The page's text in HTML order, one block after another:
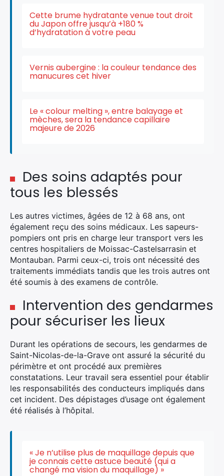
Cette brume hydratante venue tout droit
du Japon offre jusqu’à +180 %
d’hydratation à votre peau
Vernis aubergine : la couleur tendance des
manucures cet hiver
Le « colour melting », entre balayage et
mèches, sera la tendance capillaire
majeure de 2026
Des soins adaptés pour
tous les blessés
Les autres victimes, âgées de 12 à 68 ans, ont
également reçu des soins médicaux. Les sapeurs-
pompiers ont pris en charge leur transport vers les
centres hospitaliers de Moissac-Castelsarrasin et
Montauban. Parmi ceux-ci, trois ont nécessité des
traitements immédiats tandis que les trois autres ont
été soumis à des examens de contrôle.
Intervention des gendarmes
pour sécuriser les lieux
Durant les opérations de secours, les gendarmes de
Saint-Nicolas-de-la-Grave ont assuré la sécurité du
périmètre et ont procédé aux premières
constatations. Leur travail sera essentiel pour établir
les responsabilités des conducteurs impliqués dans
cet incident. Des dépistages d’usage ont également
été réalisés à l’hôpital.
« Je n’utilise plus de maquillage depuis que
je connais cette astuce beauté (qui a
changé ma vision du maquillage) »
Rechercher
: